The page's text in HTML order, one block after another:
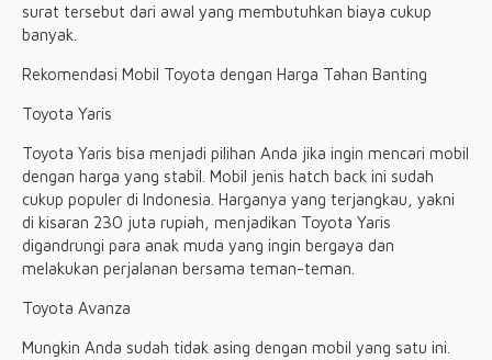
surat tersebut dari awal yang membutuhkan biaya cukup
banyak.
Rekomendasi Mobil Toyota dengan Harga Tahan Banting
Toyota Yaris
Toyota Yaris bisa menjadi pilihan Anda jika ingin mencari mobil
dengan harga yang stabil. Mobil jenis hatch back ini sudah
cukup populer di Indonesia. Harganya yang terjangkau, yakni
di kisaran 230 juta rupiah, menjadikan Toyota Yaris
digandrungi para anak muda yang ingin bergaya dan
melakukan perjalanan bersama teman-teman.
Toyota Avanza
Mungkin Anda sudah tidak asing dengan mobil yang satu ini.